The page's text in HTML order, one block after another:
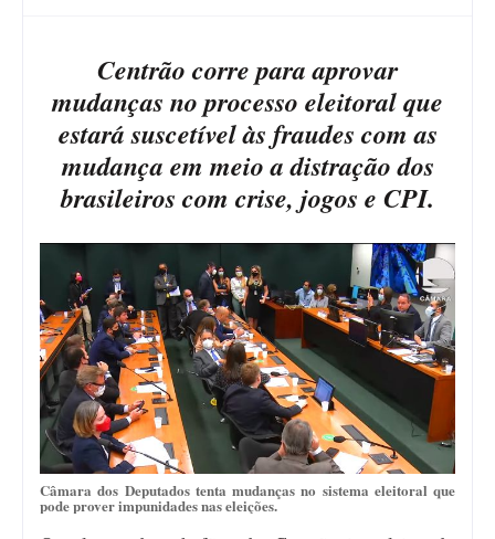
Centrão corre para aprovar
mudanças no processo eleitoral que
estará suscetível às fraudes com as
mudança em meio a distração dos
brasileiros com crise, jogos e CPI.
Câmara dos Deputados tenta mudanças no sistema eleitoral que
pode prover impunidades nas eleições.